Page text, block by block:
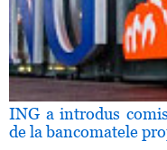
ING a introdus
de la bancomatele